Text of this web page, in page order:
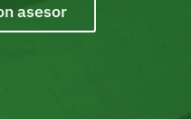
asesor